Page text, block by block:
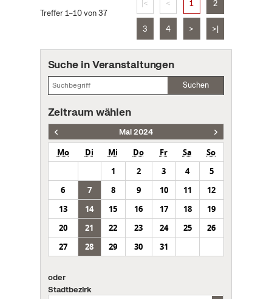
Treffer 1–10 von 37
|< < 1 2
3 4 > >|
Suche in Veranstaltungen
Suchen
Zeitraum wählen
Mai 2024
Mo Di Mi Do Fr Sa
So
1
2 3 4
5
6
7 8 9 10 11
12
13
14 15 16 17 18
19
20
21 22 23 24 25
26
27
28 29 30 31
oder
Stadtbezirk